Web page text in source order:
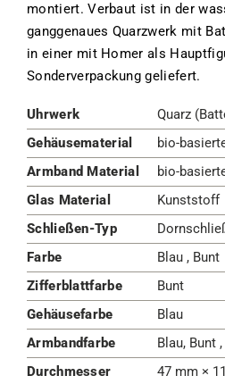
montiert. Verbaut ist in der
ganggenaues Quarzwerk mit
in einer mit Homer als
Sonderverpackung geliefert.
Uhrwerk
Quarz
Gehäusematerial
bio-
Armband Material
bio-
Glas Material
Kunststoff
Schließen-Typ
Farbe
Blau , Bunt
Zifferblattfarbe
Bunt
Gehäusefarbe
Blau
Armbandfarbe
Blau, Bunt
Durchmesser
47 mm ×